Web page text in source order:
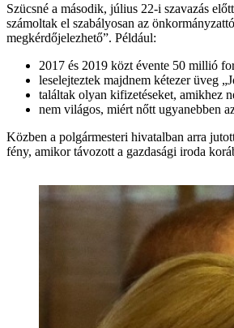
Szücsné a második, július 22-i szavazás
számoltak el szabályosan az
megkérdőjelezhető”. Például:
2017 és 2019 közt évente 50 millió
leselejteztek majdnem kétezer üveg
találtak olyan kifizetéseket, amikhez
nem világos, miért nőtt ugyanebben
Közben a polgármesteri hivatalban arra
fény, amikor távozott a gazdasági iroda